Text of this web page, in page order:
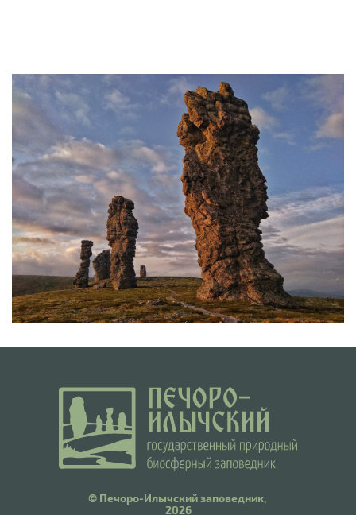
© Печоро-Илычский заповедник,
2026